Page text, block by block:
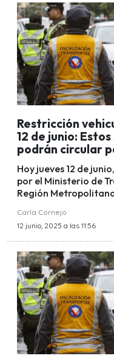
Restricción
12 de junio:
podrán circular
Hoy jueves 12 de
por el Ministerio de
Región
Carla Cornejo
12 junio, 2025 a las 11:56